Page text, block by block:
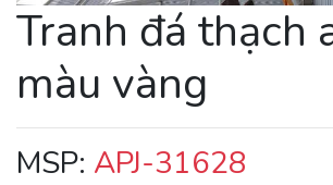
Tranh đá thạch
màu vàng
MSP: APJ-31628